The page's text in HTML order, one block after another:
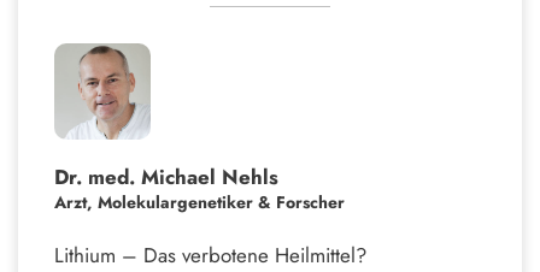
Dr. med. Michael Nehls
Arzt, Molekulargenetiker & Forscher
Lithium – Das verbotene Heilmittel?